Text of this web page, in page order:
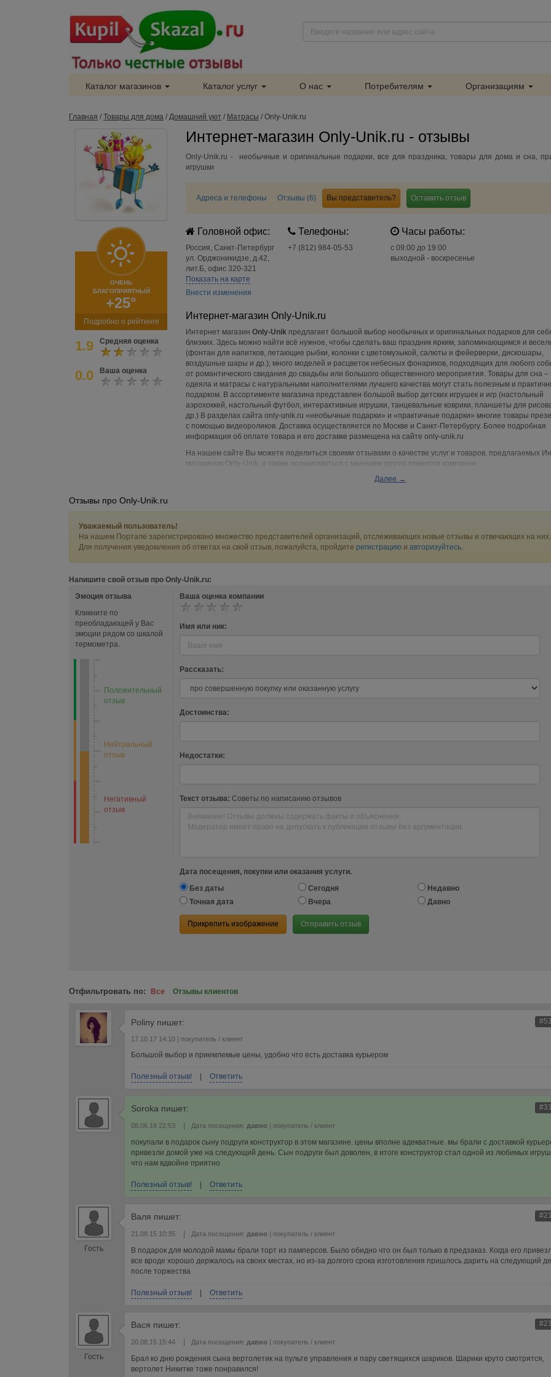
Каталог магазинов Каталог услуг О нас Потребителям Организациям
Главная / Товары для дома / Домашний уют / Матрасы / Only-Unik.ru
ОЧЕНЬ
БЛАГОПРИЯТНЫЙ
+25°
Подробно о рейтинге
1.9 Средняя оценка
0.0 Ваша оценка
Интернет-магазин Only-Unik.ru - отзывы
Only-Unik.ru - необычные и оригинальные подарки, все для праздника, товары для дома и сна,
игрушки
Адреса и телефоны Отзывы (6) Оставить отзыв
Вы представитель?
Головной офис:
Россия, Санкт-Петербург
ул. Орджоникидзе, д.42,
лит.Б, офис 320-321
Показать на карте
Внести изменения
Телефоны:
+7 (812) 984-05-53
Часы работы:
c 09:00 до 19:00
выходной - воскресенье
Интернет-магазин Only-Unik.ru
Интернет магазин Only-Unik предлагает большой выбор необычных и оригинальных подарков для
близких. Здесь можно найти всё нужное, чтобы сделать ваш праздник ярким, запоминающимся и
(фонтан для напитков, летающие рыбки, колонки с цветомузыкой, салюты и фейерверки, дискошары,
воздушные шары и др.); много моделей и расцветок небесных фонариков, подходящих для любого
от романтического свидания до свадьбы или большого общественного мероприятия. Товары для сна
одеяла и матрасы с натуральными наполнителями лучшего качества могут стать полезным и
подарком. В ассортименте магазина представлен большой выбор детских игрушек и игр (настольный
аэрохоккей, настольный футбол, интерактивные игрушки, танцевальные коврики, планшеты для
др.) В разделах сайта only-unik.ru «необычные подарки» и «практичные подарки» многие товары
с помощью видеороликов. Доставка осуществляется по Москве и Санкт-Петербургу. Более подробная
информация об оплате товара и его доставке размещена на сайте only-unik.ru
На нашем сайте Вы можете поделиться своими отзывами о качестве услуг и товаров, предлагаемых
магазином Only-Unik, а также познакомиться с мнением других клиентов компании.
Далее →
Отзывы про Only-Unik.ru
Уважаемый пользователь!
На нашем Портале зарегистрировано множество представителей организаций, отслеживающих новые отзывы и отвечающих на них.
Для получения уведомления об ответах на свой отзыв, пожалуйста, пройдите регистрацию и авторизуйтесь.
Напишите свой отзыв про Only-Unik.ru:
Эмоция отзыва
Кликните по
преобладающей у Вас
эмоции рядом со шкалой
термометра.
Положительный
отзыв
Нейтральный
отзыв
Негативный
отзыв
Ваша оценка компании
Имя или ник:
Рассказать:
Достоинства:
Недостатки:
Текст отзыва: Советы по написанию отзывов
Дата посещения, покупки или оказания услуги.
Без даты
Сегодня
Недавно
Точная дата
Вчера Давно
Прикрепить изображение Отправить отзыв
Отфильтровать по: Все Отзывы клиентов
Poliny пишет:
17.10.17 14:10 | покупатель / клиент
Большой выбор и приемлемые цены, удобно что есть доставка курьером
Полезный отзыв! Ответить
Soroka пишет:
08.06.16 22:53 Дата посещения: давно | покупатель / клиент
покупали в подарок сыну подруги конструктор в этом магазине. цены вполне адекватные. мы брали с доставкой
привезли домой уже на следующий день. Сын подруги был доволен, в итоге конструктор стал одной из любимых
что нам вдвойне приятно
Полезный отзыв! Ответить
Гость
Валя пишет:
21.08.15 10:35 Дата посещения: давно | покупатель / клиент
В подарок для молодой мамы брали торт из памперсов. Было обидно что он был только в предзаказ. Когда его
все вроде хорошо держалось на своих местах, но из-за долгого срока изготовления пришлось дарить на следующий
после торжества
Полезный отзыв! Ответить
Гость
Вася пишет:
20.08.15 15:44 Дата посещения: давно | покупатель / клиент
Брал ко дню рождения сына вертолетик на пульте управления и пару светящихся шариков. Шарики круто смотрятся,
вертолет Никитке тоже понравился!